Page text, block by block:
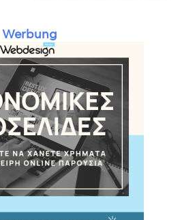
Werbung